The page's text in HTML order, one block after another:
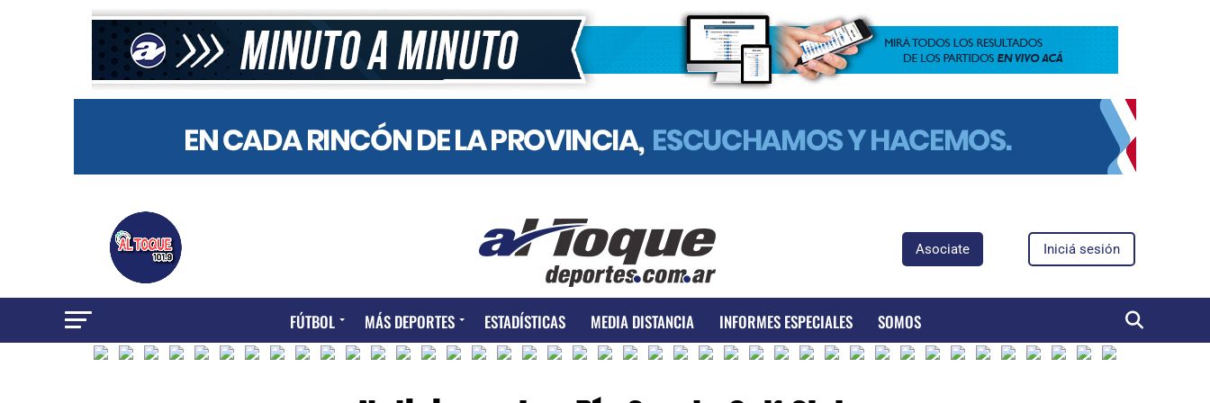
Asociate Iniciá sesión
FÚTBOL MÁS DEPORTES ESTADÍSTICAS MEDIA DISTANCIA INFORMES ESPECIALES SOMOS